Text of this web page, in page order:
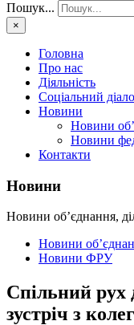
Пошук...
×
Головна
Про нас
Діяльність
Соціальний
Новини
Новини
Новини
Контакти
Новини
Новини об’єднання,
Новини
Новини ФРУ
Спільний рух
зустріч з